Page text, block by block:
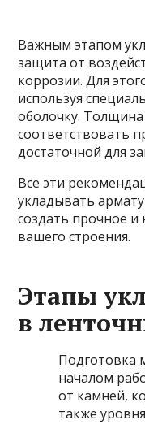
Важным этапом
защита от
коррозии. Для
используя
оболочку.
соответствовать
достаточной для
Все эти
укладывать
создать прочное
вашего строения.
Этапы
в
Подготовка
началом
от камней,
также